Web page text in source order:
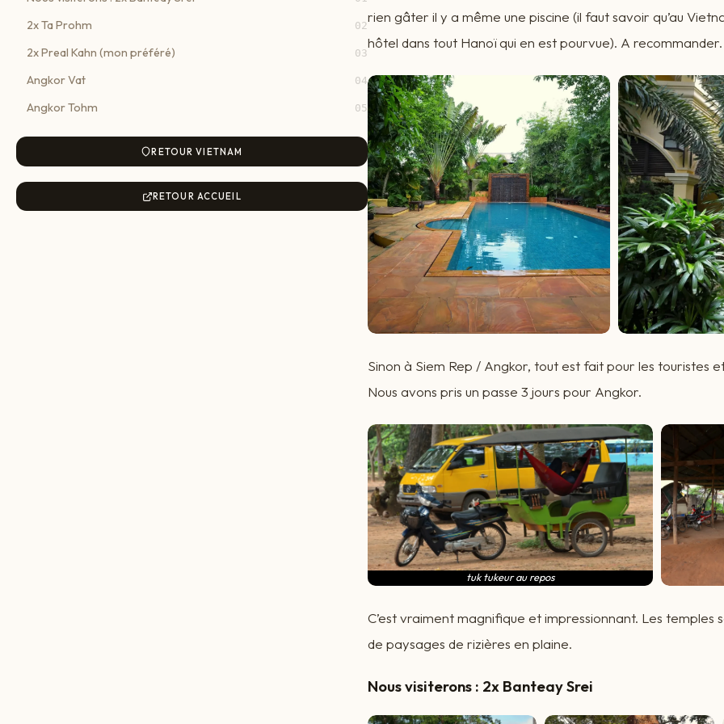
2x Ta Prohm 02
2x Preal Kahn (mon préféré) 03
Angkor Vat 04
Angkor Tohm 05
RETOUR VIETNAM
RETOUR ACCUEIL
rien gâter il y a même une piscine (il faut savoir qu’au
hôtel dans tout Hanoï qui en est pourvue). A recommander.
Sinon à Siem Rep / Angkor, tout est fait pour les touristes
Nous avons pris un passe 3 jours pour Angkor.
tuk tukeur au repos
C’est vraiment magnifique et impressionnant. Les
de paysages de rizières en plaine.
Nous visiterons : 2x Banteay Srei